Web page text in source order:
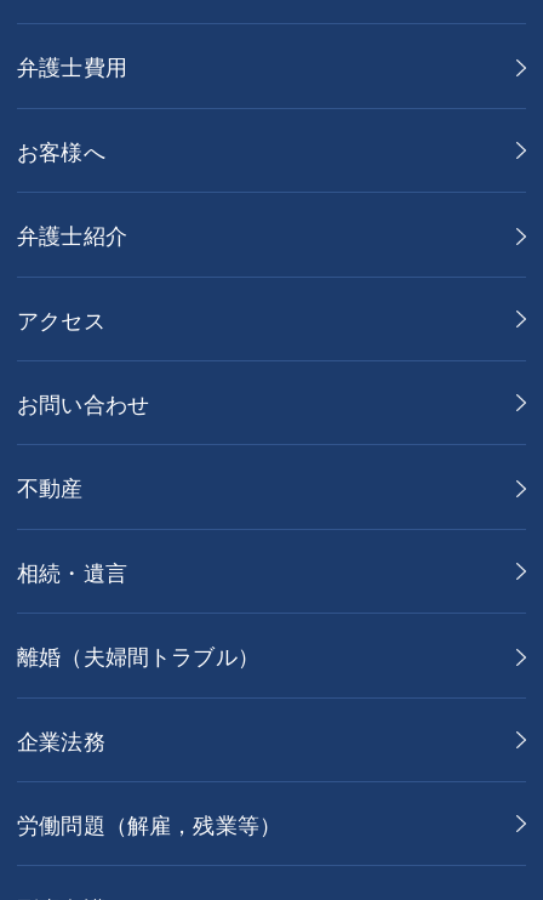
弁護士費用
お客様へ
弁護士紹介
アクセス
お問い合わせ
不動産
相続・遺言
離婚（夫婦間トラブル）
企業法務
労働問題（解雇，残業等）